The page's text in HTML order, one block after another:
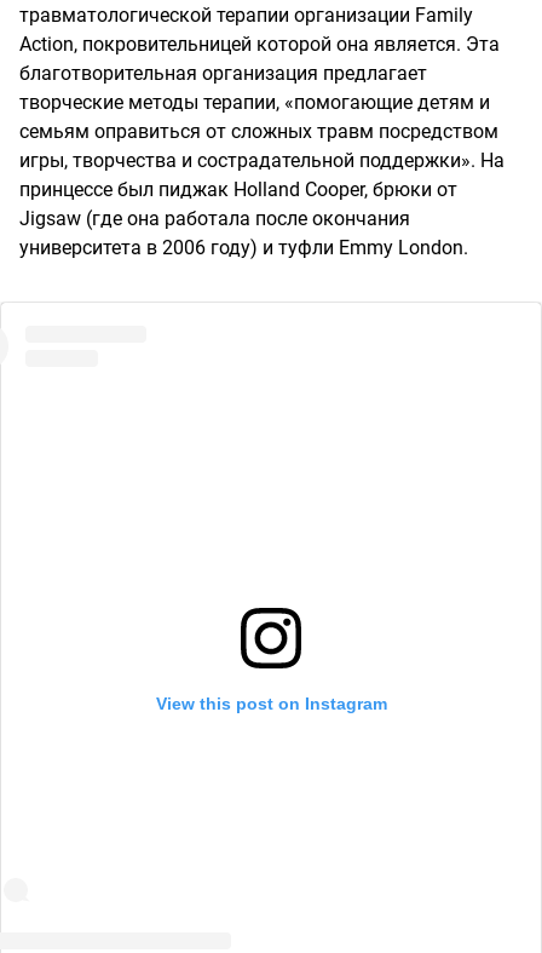
травматологической терапии организации Family
Action, покровительницей которой она является. Эта
благотворительная организация предлагает
творческие методы терапии, «помогающие детям и
семьям оправиться от сложных травм посредством
игры, творчества и сострадательной поддержки». На
принцессе был пиджак Holland Cooper, брюки от
Jigsaw (где она работала после окончания
университета в 2006 году) и туфли Emmy London.
View this post on Instagram